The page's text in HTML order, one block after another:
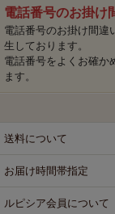
電話番号のお掛け
電話番号のお掛け間違
生しております。
電話番号をよくお確か
ます。
送料について
お届け時間帯指定
ルピシア会員について